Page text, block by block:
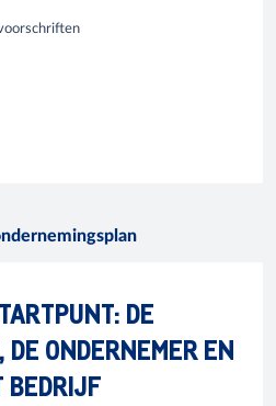
DE
ONDERNEMER EN
BEDRIJF